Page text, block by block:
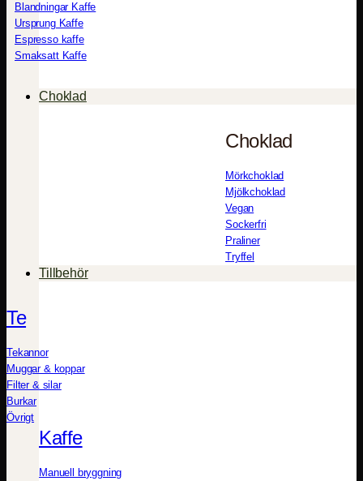
Blandningar Kaffe
Ursprung Kaffe
Espresso kaffe
Smaksatt Kaffe
Choklad
Choklad
Mörkchoklad
Mjölkchoklad
Vegan
Sockerfri
Praliner
Tryffel
Tillbehör
Te
Tekannor
Muggar & koppar
Filter & silar
Burkar
Övrigt
Kaffe
Manuell bryggning